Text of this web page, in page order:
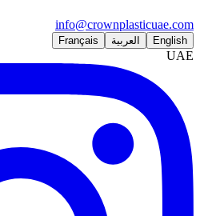
info@crownplasticuae.com
English العربية Français
UAE